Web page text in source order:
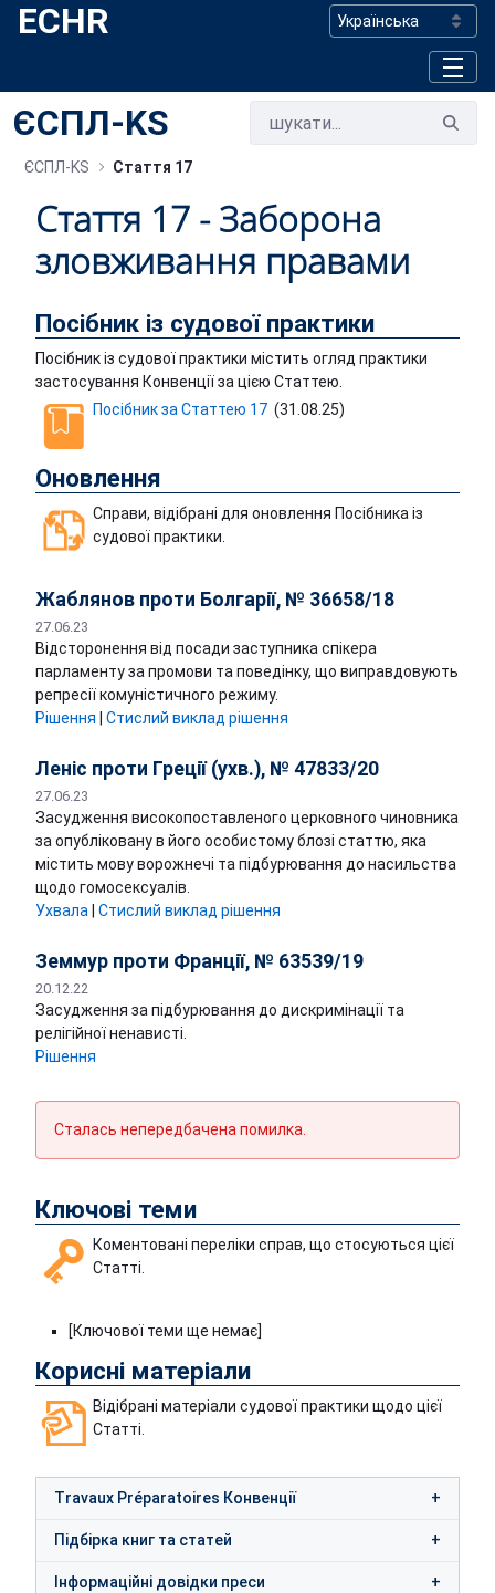
Skip to Main Content
ECHR
ЄСПЛ-KS
ЄСПЛ-KS Стаття 17
Стаття 17 - Заборона
зловживання правами
Посібник із судової практики
Посібник із судової практики містить огляд практики
застосування Конвенції за цією Статтею.
Посібник за Cтаттею 17 (31.08.25)
Оновлення
Справи, відібрані для оновлення Посібника із
судової практики.
Жаблянов проти Болгарії, № 36658/18
27.06.23
Відсторонення від посади заступника спікера
парламенту за промови та поведінку, що виправдовують
репресії комуністичного режиму.
Рішення
Стислий виклад рішення
Леніс проти Греції (ухв.), № 47833/20
27.06.23
Засудження високопоставленого церковного чиновника
за опубліковану в його особистому блозі статтю, яка
містить мову ворожнечі та підбурювання до насильства
щодо гомосексуалів.
Ухвала Стислий виклад рішення
Земмур проти Франції, № 63539/19
20.12.22
Засудження за підбурювання до дискримінації та
релігійної ненависті.
Рішення
Сталась непередбачена помилка.
Ключові теми
Коментовані переліки справ, що стосуються цієї
Статті.
[Ключової теми ще немає]
Корисні матеріали
Відібрані матеріали судової практики щодо цієї
Статті.
Travaux Préparatoires Конвенції
Підбірка книг та статей
Інформаційні довідки преси